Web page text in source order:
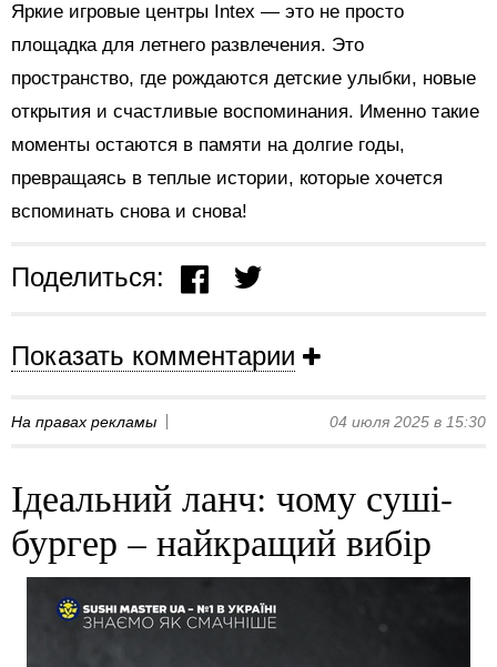
Яркие игровые центры Intex — это не просто
площадка для летнего развлечения. Это
пространство, где рождаются детские улыбки, новые
открытия и счастливые воспоминания. Именно такие
моменты остаются в памяти на долгие годы,
превращаясь в теплые истории, которые хочется
вспоминать снова и снова!
Поделиться:
Показать комментарии
На правах рекламы 04 июля 2025 в 15:30
Ідеальний ланч: чому суші-
бургер – найкращий вибір